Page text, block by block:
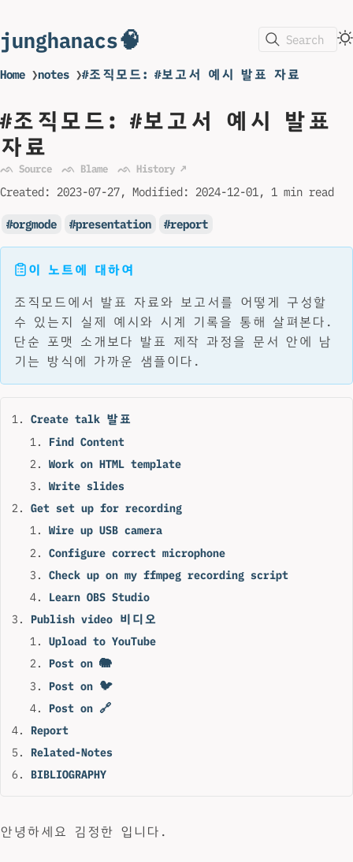
junghanacs🧠 Search
Home ❯notes ❯#조직모드: #보고서 예시 발표 자료
#조직모드: #보고서 예시 발표
자료
ᨒ Source ᨒ Blame ᨒ History ↗
Created: 2023-07-27 Modified: 2024-12-01 1 min read
orgmode presentation report
이 노트에 대하여
조직모드에서 발표 자료와 보고서를 어떻게 구성할
수 있는지 실제 예시와 시계 기록을 통해 살펴본다.
단순 포맷 소개보다 발표 제작 과정을 문서 안에 남
기는 방식에 가까운 샘플이다.
Create talk 발표
Find Content
Work on HTML template
Write slides
Get set up for recording
Wire up USB camera
Configure correct microphone
Check up on my ffmpeg recording script
Learn OBS Studio
Publish video 비디오
Upload to YouTube
Post on 🐘
Post on 🐦
Post on 🔗
Report
Related-Notes
BIBLIOGRAPHY
안녕하세요 김정한 입니다.